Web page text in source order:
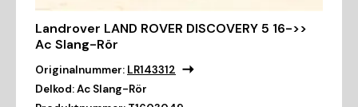
Landrover LAND ROVER DISCOVERY 5 16->>
Ac Slang-Rör
Originalnummer: LR143312
Delkod:Ac Slang-Rör